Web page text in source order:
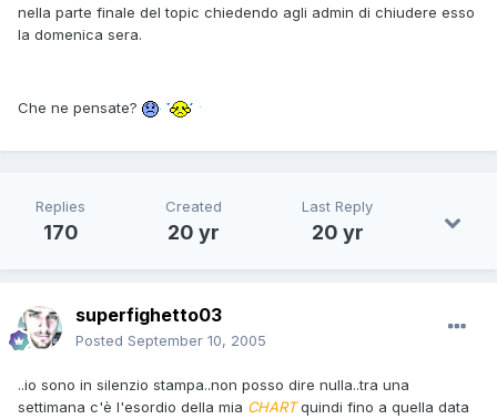
nella parte finale del topic chiedendo agli admin di chiudere esso
la domenica sera.
Che ne pensate?
Replies
170
Created
20 yr
Last Reply
20 yr
superfighetto03
Posted September 10, 2005
..io sono in silenzio stampa..non posso dire nulla..tra una
settimana c'è l'esordio della mia CHARTquindi fino a quella data